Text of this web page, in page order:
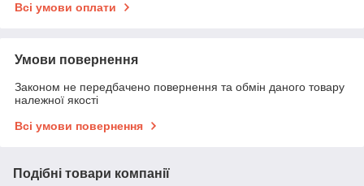
Всі умови оплати
Умови повернення
Законом не передбачено повернення та обмін даного товару
належної якості
Всі умови повернення
Подібні товари компанії